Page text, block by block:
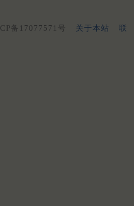
备17077571号 关于本站
联